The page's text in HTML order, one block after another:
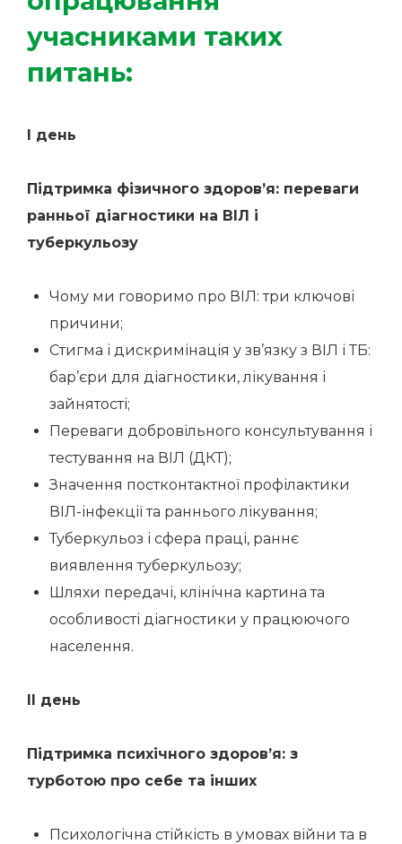
учасниками таких
питань:
І день
Підтримка фізичного здоров’я: переваги
ранньої діагностики на ВІЛ і
туберкульозу
Чому ми говоримо про ВІЛ: три ключові
причини;
Стигма і дискримінація у зв’язку з ВІЛ і ТБ:
бар’єри для діагностики, лікування і
зайнятості;
Переваги добровільного консультування і
тестування на ВІЛ (ДКТ);
Значення постконтактної профілактики
ВІЛ-інфекції та раннього лікування;
Туберкульоз і сфера праці, раннє
виявлення туберкульозу;
Шляхи передачі, клінічна картина та
особливості діагностики у працюючого
населення.
ІІ день
Підтримка психічного здоров’я: з
турботою про себе та інших
Психологічна стійкість в умовах війни та в